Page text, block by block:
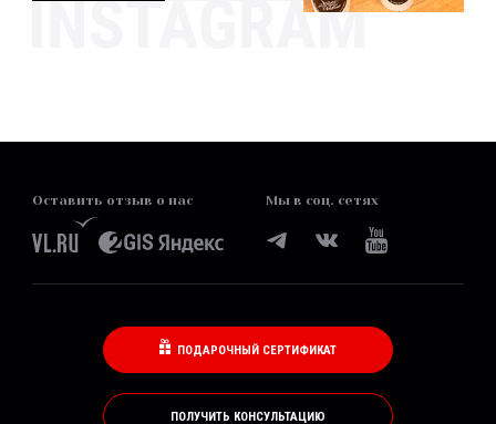
Оставить отзыв о нас Мы в соц. сетях
ПОДАРОЧНЫЙ СЕРТИФИКАТ
ПОЛУЧИТЬ КОНСУЛЬТАЦИЮ